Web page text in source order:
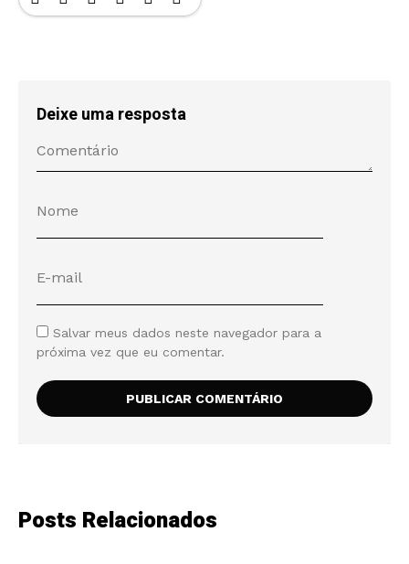
Deixe uma resposta
Salvar meus dados neste navegador para a
próxima vez que eu comentar.
Posts Relacionados